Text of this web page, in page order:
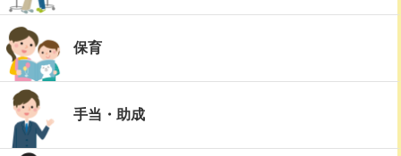
保育
手当・助成